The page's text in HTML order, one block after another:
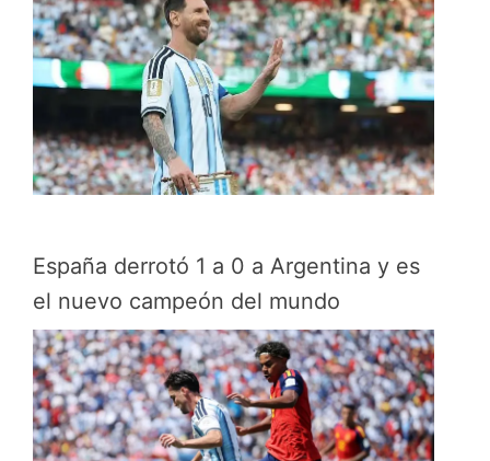
España derrotó 1 a 0 a Argentina y es
el nuevo campeón del mundo